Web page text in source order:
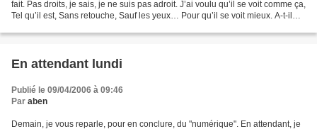
fait. Pas droits, je sais, je ne suis pas adroit. J’ai voulu qu’il se voit comme ça,
Tel qu’il est, Sans retouche, Sauf les yeux… Pour qu’il se voit mieux. A-t-il
En attendant lundi
Publié le 09/04/2006 à 09:46
Par aben
Demain, je vous reparle, pour en conclure, du "numérique". En attendant, je